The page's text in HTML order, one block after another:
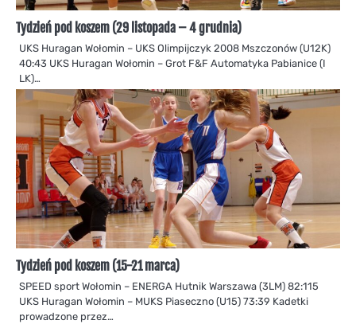
Tydzień pod koszem (29 listopada – 4 grudnia)
UKS Huragan Wołomin – UKS Olimpijczyk 2008 Mszczonów (U12K)
40:43 UKS Huragan Wołomin – Grot F&F Automatyka Pabianice (I
LK)…
Tydzień pod koszem (15-21 marca)
SPEED sport Wołomin – ENERGA Hutnik Warszawa (3LM) 82:115
UKS Huragan Wołomin – MUKS Piaseczno (U15) 73:39 Kadetki
prowadzone przez…